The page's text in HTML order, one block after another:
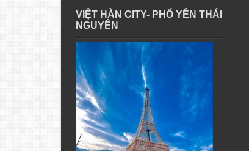
VIỆT HÀN CITY- PHỔ YÊN THÁI
NGUYÊN